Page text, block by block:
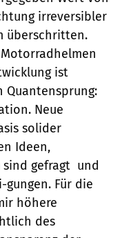
irreversibler
überschritten.
ist
Quantensprung:
Neue
solider
Ideen,
gefragt  und
Für die
höhere
des